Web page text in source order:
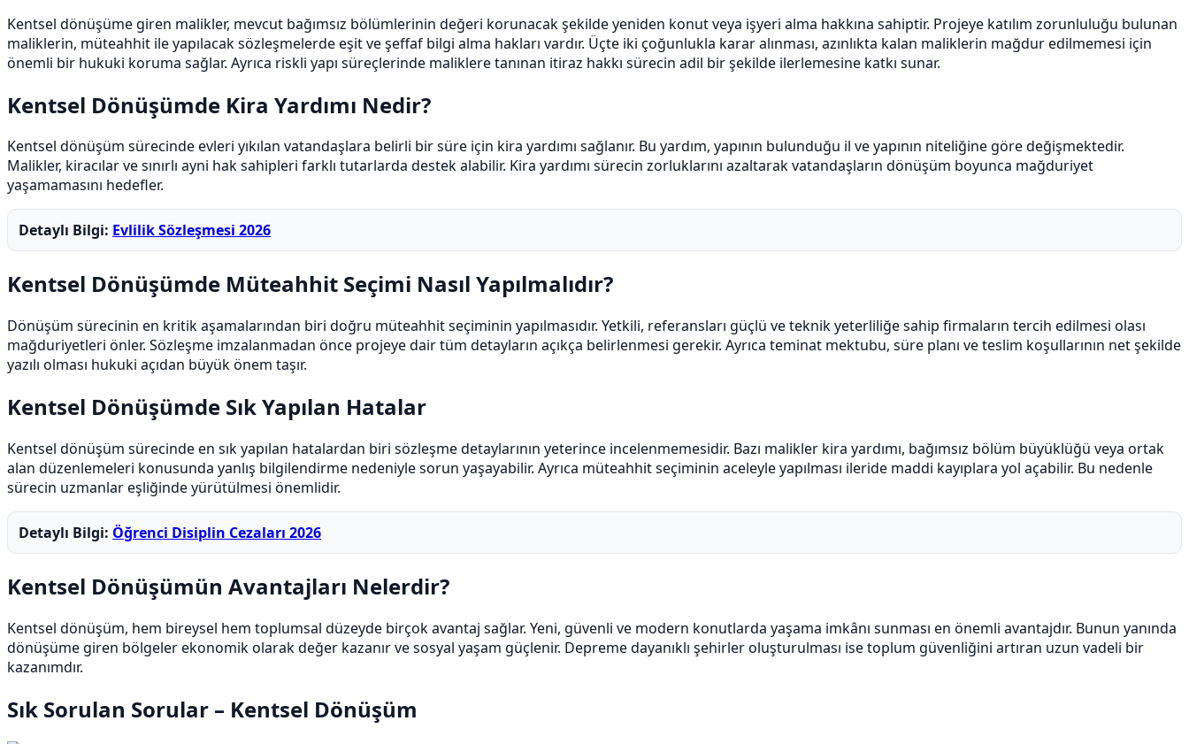
Kentsel dönüşüme giren malikler, mevcut bağımsız bölümlerinin değeri korunacak şekilde yeniden konut veya işyeri alma hakkına sahiptir. Projeye katılım zorunluluğu bulunan
maliklerin, müteahhit ile yapılacak sözleşmelerde eşit ve şeffaf bilgi alma hakları vardır. Üçte iki çoğunlukla karar alınması, azınlıkta kalan maliklerin mağdur edilmemesi için
önemli bir hukuki koruma sağlar. Ayrıca riskli yapı süreçlerinde maliklere tanınan itiraz hakkı sürecin adil bir şekilde ilerlemesine katkı sunar.
Kentsel Dönüşümde Kira Yardımı Nedir?
Kentsel dönüşüm sürecinde evleri yıkılan vatandaşlara belirli bir süre için kira yardımı sağlanır. Bu yardım, yapının bulunduğu il ve yapının niteliğine göre değişmektedir.
Malikler, kiracılar ve sınırlı ayni hak sahipleri farklı tutarlarda destek alabilir. Kira yardımı sürecin zorluklarını azaltarak vatandaşların dönüşüm boyunca mağduriyet
yaşamamasını hedefler.
Detaylı Bilgi: Evlilik Sözleşmesi 2026
Kentsel Dönüşümde Müteahhit Seçimi Nasıl Yapılmalıdır?
Dönüşüm sürecinin en kritik aşamalarından biri doğru müteahhit seçiminin yapılmasıdır. Yetkili, referansları güçlü ve teknik yeterliliğe sahip firmaların tercih edilmesi olası
mağduriyetleri önler. Sözleşme imzalanmadan önce projeye dair tüm detayların açıkça belirlenmesi gerekir. Ayrıca teminat mektubu, süre planı ve teslim koşullarının net şekilde
yazılı olması hukuki açıdan büyük önem taşır.
Kentsel Dönüşümde Sık Yapılan Hatalar
Kentsel dönüşüm sürecinde en sık yapılan hatalardan biri sözleşme detaylarının yeterince incelenmemesidir. Bazı malikler kira yardımı, bağımsız bölüm büyüklüğü veya ortak
alan düzenlemeleri konusunda yanlış bilgilendirme nedeniyle sorun yaşayabilir. Ayrıca müteahhit seçiminin aceleyle yapılması ileride maddi kayıplara yol açabilir. Bu nedenle
sürecin uzmanlar eşliğinde yürütülmesi önemlidir.
Detaylı Bilgi: Öğrenci Disiplin Cezaları 2026
Kentsel Dönüşümün Avantajları Nelerdir?
Kentsel dönüşüm, hem bireysel hem toplumsal düzeyde birçok avantaj sağlar. Yeni, güvenli ve modern konutlarda yaşama imkânı sunması en önemli avantajdır. Bunun yanında
dönüşüme giren bölgeler ekonomik olarak değer kazanır ve sosyal yaşam güçlenir. Depreme dayanıklı şehirler oluşturulması ise toplum güvenliğini artıran uzun vadeli bir
kazanımdır.
Sık Sorulan Sorular – Kentsel Dönüşüm